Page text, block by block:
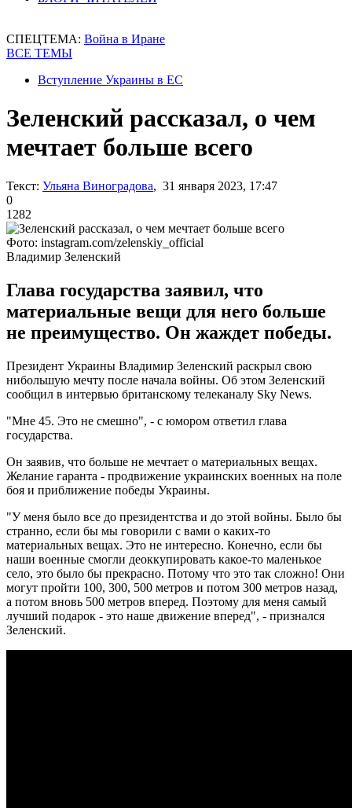
СПЕЦТЕМА: Война в Иране
ВСЕ ТЕМЫ
Вступление Украины в ЕС
Зеленский рассказал, о чем
мечтает больше всего
Текст: Ульяна Виноградова, 31 января 2023, 17:47
0
1282
Фото: instagram.com/zelenskiy_official
Владимир Зеленский
Глава государства заявил, что
материальные вещи для него больше
не преимущество. Он жаждет победы.
Президент Украины Владимир Зеленский раскрыл свою
нибольшую мечту после начала войны. Об этом Зеленский
сообщил в интервью британскому телеканалу Sky News.
"Мне 45. Это не смешно", - с юмором ответил глава
государства.
Он заявив, что больше не мечтает о материальных вещах.
Желание гаранта - продвижение украинских военных на поле
боя и приближение победы Украины.
"У меня было все до президентства и до этой войны. Было бы
странно, если бы мы говорили с вами о каких-то
материальных вещах. Это не интересно. Конечно, если бы
наши военные смогли деоккупировать какое-то маленькое
село, это было бы прекрасно. Потому что это так сложно! Они
могут пройти 100, 300, 500 метров и потом 300 метров назад,
а потом вновь 500 метров вперед. Поэтому для меня самый
лучший подарок - это наше движение вперед", - признался
Зеленский.